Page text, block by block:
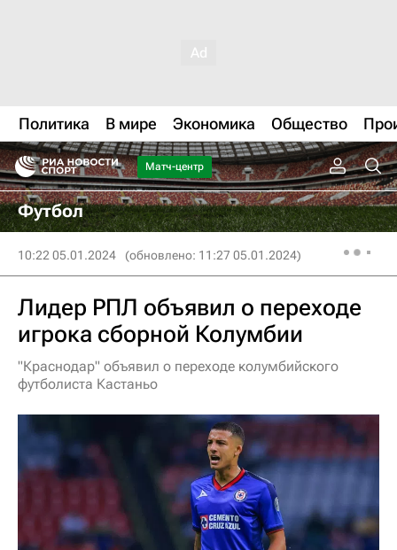
Политика В мире Экономика Общество
Матч-центр
Футбол
10:22 05.01.2024 (обновлено: 11:27 05.01.2024)
Лидер РПЛ объявил о переходе
игрока сборной Колумбии
"Краснодар" объявил о переходе колумбийского
футболиста Кастаньо